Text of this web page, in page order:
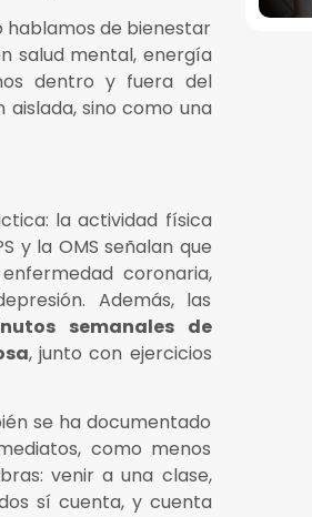
hablamos de bienestar
salud mental, energía
dentro y fuera del
sino como una
la actividad física
y la OMS señalan que
coronaria,
Además, las
semanales de
, junto con ejercicios
se ha documentado
como menos
venir a una clase,
sí cuenta, y cuenta